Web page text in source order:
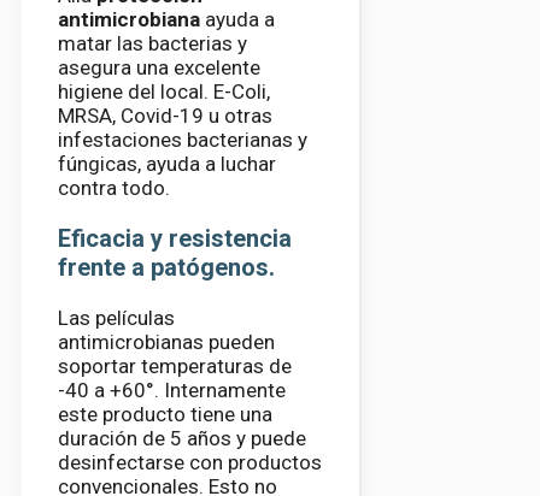
antimicrobiana ayuda a
matar las bacterias y
asegura una excelente
higiene del local. E-Coli,
MRSA, Covid-19 u otras
infestaciones bacterianas y
fúngicas, ayuda a luchar
contra todo.
Eficacia y resistencia
frente a patógenos.
Las películas
antimicrobianas pueden
soportar temperaturas de
-40 a +60°. Internamente
este producto tiene una
duración de 5 años y puede
desinfectarse con productos
convencionales. Esto no